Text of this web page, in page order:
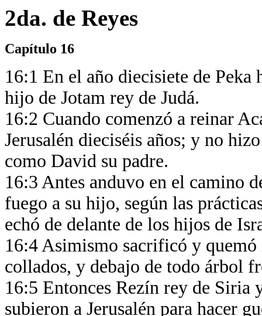
2da. de Reyes
Capítulo 16
16:1 En el año diecisiete de
hijo de Jotam rey de Judá.
16:2 Cuando comenzó a reinar
Jerusalén dieciséis años; y no
como David su padre.
16:3 Antes anduvo en el camino
fuego a su hijo, según las
echó de delante de los hijos de
16:4 Asimismo sacrificó y
collados, y debajo de todo árbol
16:5 Entonces Rezín rey de Siria
subieron a Jerusalén para hacer